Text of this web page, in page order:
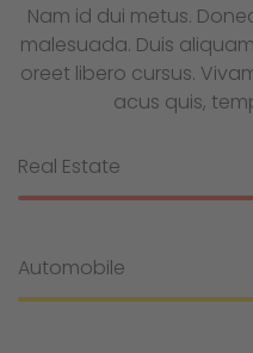
Nam id dui metus.
malesuada. Duis
oreet libero cursus.
acus quis,
Real Estate
Automobile